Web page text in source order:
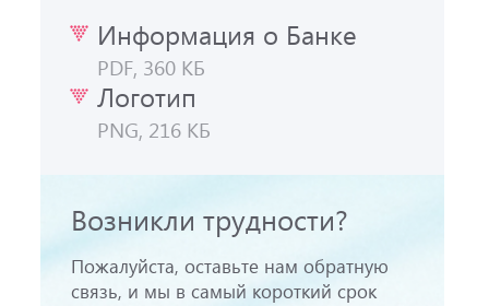
Информация о Банке
PDF, 360 КБ
Логотип
PNG, 216 КБ
Возникли трудности?
Пожалуйста, оставьте нам обратную
связь, и мы в самый короткий срок